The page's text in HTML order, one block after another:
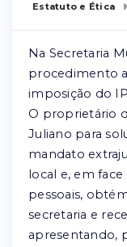
Estatuto e Ética
Na Secretaria
procedimento
imposição do
O proprietário
Juliano para
mandato
local e, em
pessoais,
secretaria e
apresentando,